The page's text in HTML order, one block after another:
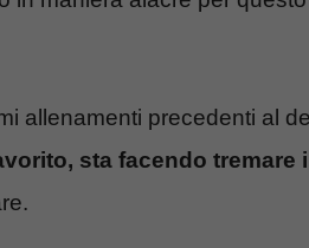
allenamenti precedenti al
sta facendo tremare